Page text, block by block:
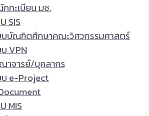
กทะเบียน มช.
SIS
บบัณฑิตศึกษาคณะวิศวกรรมศาสตร์
บ VPN
าจารย์/บุคลากร
บ e-Project
MIS